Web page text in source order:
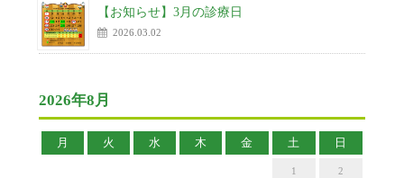
【お知らせ】3月の診療日
2026.03.02
2026年8月
月 火 水 木 金 土 日
1 2